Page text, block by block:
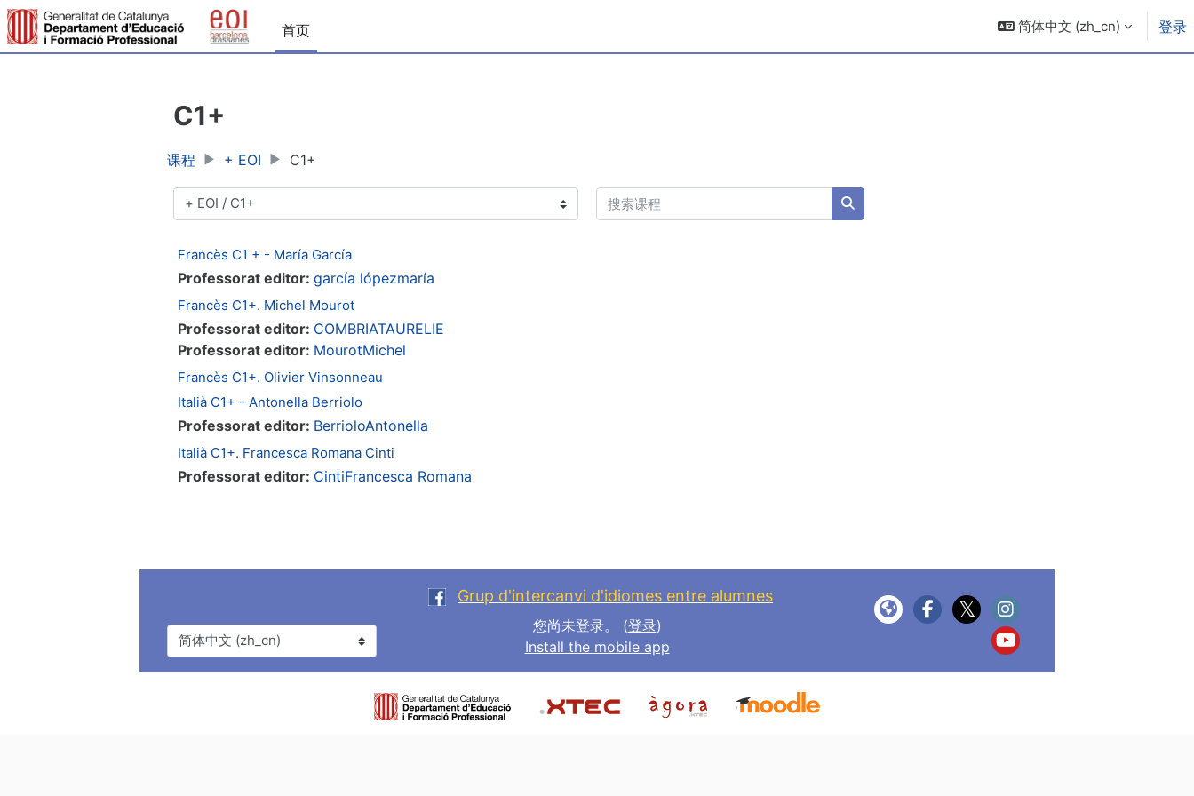
跳到主要内容
首页
简体中文 ‎(zh_cn)‎ 登录
C1+
课程 + EOI C1+
课程类别
搜索课程
搜索课程
Francès C1 + - María García
Professorat editor: garcía lópezmaría
Francès C1+. Michel Mourot
Professorat editor: COMBRIATAURELIE
Professorat editor: MourotMichel
Francès C1+. Olivier Vinsonneau
Italià C1+ - Antonella Berriolo
Professorat editor: BerrioloAntonella
Italià C1+. Francesca Romana Cinti
Professorat editor: CintiFrancesca Romana
语言
Grup d'intercanvi d'idiomes entre alumnes
您尚未登录。 (登录)
Install the mobile app